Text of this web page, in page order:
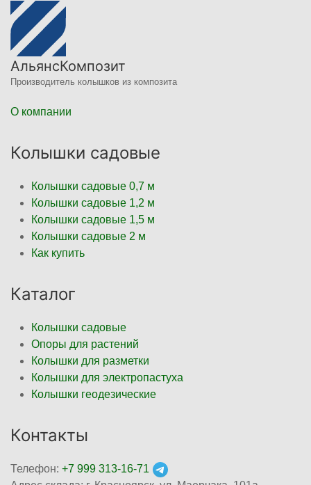
АльянсКомпозит
Производитель колышков из композита
О компании
Колышки садовые
Колышки садовые 0,7 м
Колышки садовые 1,2 м
Колышки садовые 1,5 м
Колышки садовые 2 м
Как купить
Каталог
Колышки садовые
Опоры для растений
Колышки для разметки
Колышки для электропастуха
Колышки геодезические
Контакты
Телефон: +7 999 313-16-71